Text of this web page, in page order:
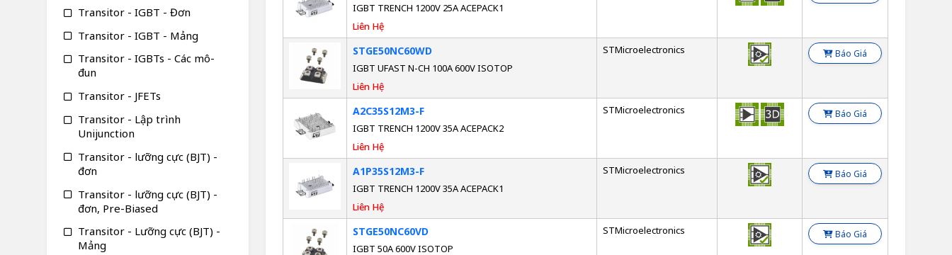
IGBT TRENCH 1200V 25A ACEPACK1
Liên Hệ
STGE50NC60WD
IGBT UFAST N-CH 100A 600V ISOTOP
Liên Hệ
STMicroelectronics Báo Giá
A2C35S12M3-F
IGBT TRENCH 1200V 35A ACEPACK2
Liên Hệ
STMicroelectronics Báo Giá
A1P35S12M3-F
IGBT TRENCH 1200V 35A ACEPACK1
Liên Hệ
STMicroelectronics Báo Giá
STGE50NC60VD
IGBT 50A 600V ISOTOP
STMicroelectronics Báo Giá
Transitor - IGBT - Đơn
Transitor - IGBT - Mảng
Transitor - IGBTs - Các mô-
đun
Transitor - JFETs
Transitor - Lập trình
Unijunction
Transitor - lưỡng cực (BJT) -
đơn
Transitor - lưỡng cực (BJT) -
đơn, Pre-Biased
Transitor - Lưỡng cực (BJT) -
Mảng